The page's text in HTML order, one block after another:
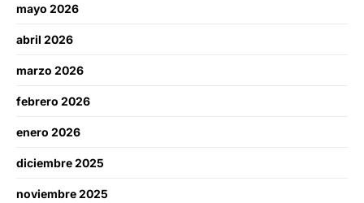
mayo 2026
abril 2026
marzo 2026
febrero 2026
enero 2026
diciembre 2025
noviembre 2025